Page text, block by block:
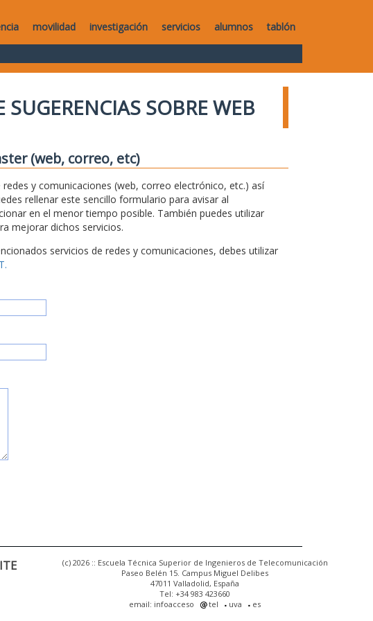
movilidad investigación servicios alumnos tablón
SOBRE WEB
(web, correo, etc)
y comunicaciones (web, correo electrónico, etc.) así
rellenar este sencillo formulario para avisar al
en el menor tiempo posible. También puedes utilizar
mejorar dichos servicios.
servicios de redes y comunicaciones, debes utilizar
(c) 2026 :: Escuela Técnica Superior de Ingenieros de Telecomunicación
Paseo Belén 15. Campus Miguel Delibes
47011 Valladolid, España
Tel: +34 983 423660
email: infoacceso
tel uva es